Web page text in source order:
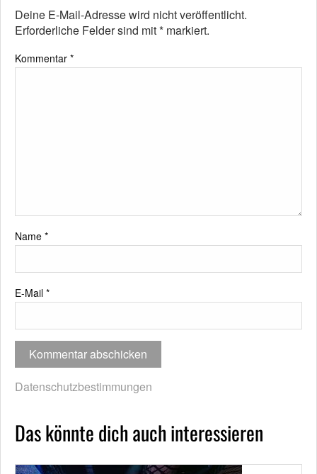
Deine E-Mail-Adresse wird nicht veröffentlicht.
Erforderliche Felder sind mit* markiert.
Kommentar *
Name *
E-Mail *
Datenschutzbestimmungen
Das könnte dich auch interessieren